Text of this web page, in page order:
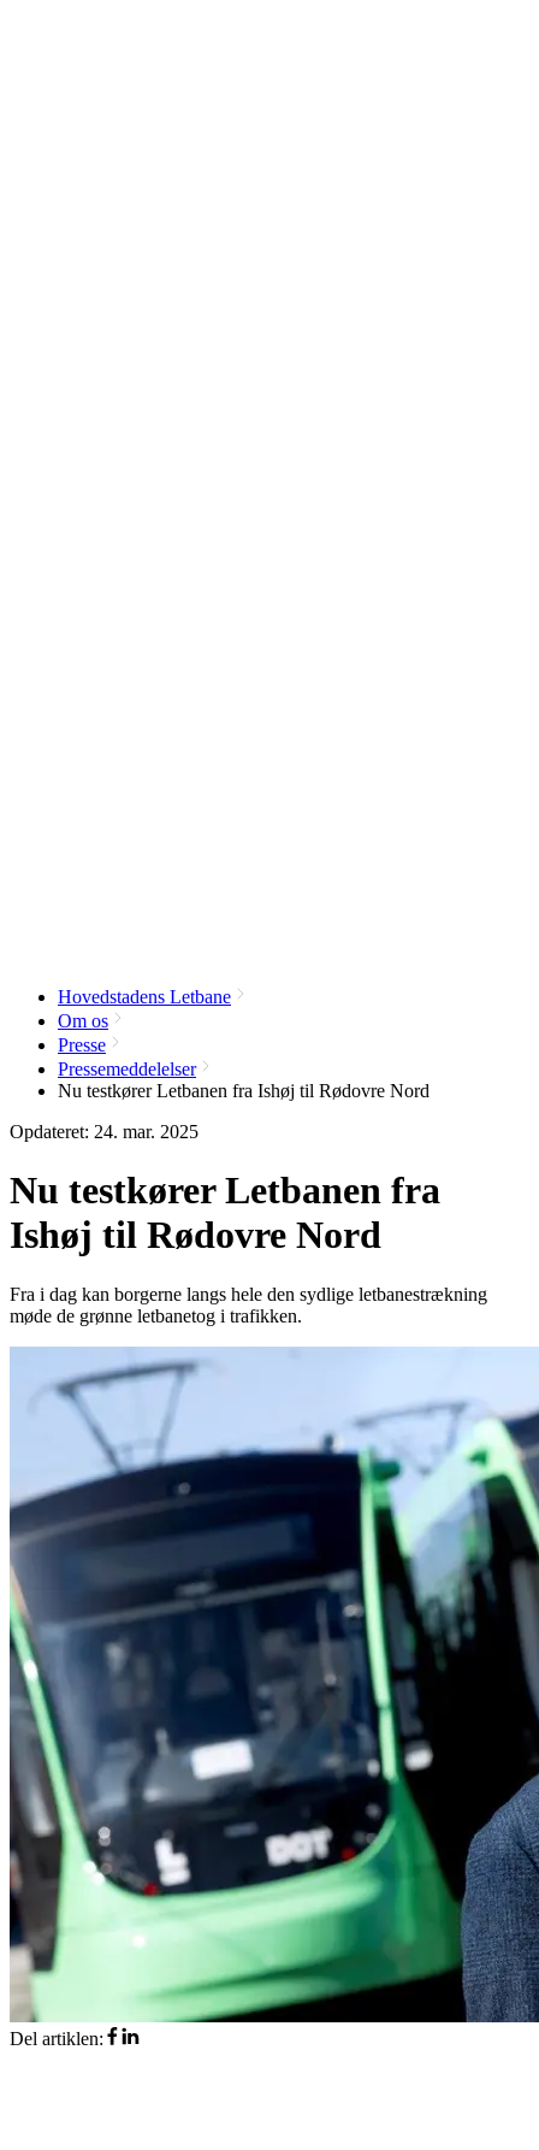
Hovedstadens Letbane
Om os
Presse
Pressemeddelelser
Nu testkører Letbanen fra Ishøj til Rødovre Nord
Opdateret: 24. mar. 2025
Nu testkører Letbanen fra
Ishøj til Rødovre Nord
Fra i dag kan borgerne langs hele den sydlige letbanestrækning
møde de grønne letbanetog i trafikken.
Del artiklen: